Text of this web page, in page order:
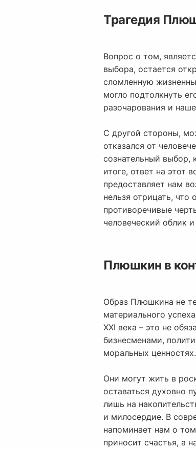
Трагедия
Вопрос о том,
выбора, остается
сломленную
могло подтолкнуть
разочарования и
С другой стороны,
отказался от
сознательный выбор,
итоге, ответ на этот
предоставляет нам
нельзя отрицать,
противоречивые
человеческий облик
Плюшкин в
Образ Плюшкина не
материального
XXI века – это не
бизнесменами,
моральных ценностях.
Они могут жить в
оставаться духовно
лишь на
и милосердие. В
напоминает нам о
приносит счастья, а